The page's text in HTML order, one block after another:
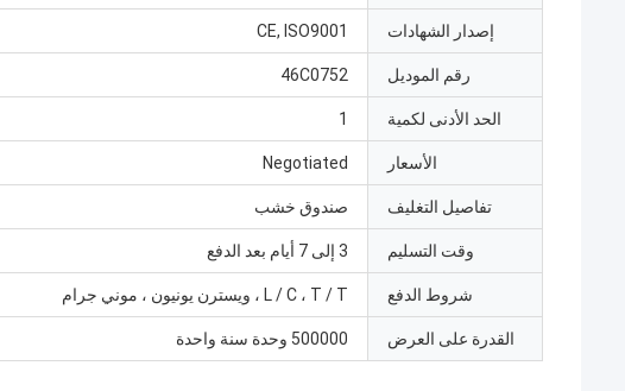
إصدار الشهادات CE, ISO9001
رقم الموديل 46C0752
الحد الأدنى لكمية 1
الأسعار Negotiated
تفاصيل التغليف صندوق خشب
وقت التسليم 3 إلى 7 أيام بعد الدفع
شروط الدفع L / C ، T / T ، ويسترن يونيون ، موني جرام
القدرة على العرض 500000 وحدة سنة واحدة